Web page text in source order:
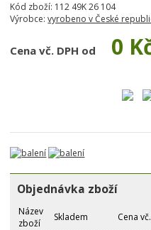
Kód zboží: 112 49K 26 104
Výrobce: vyrobeno v České
Cena vč. DPH od 0
Objednávka zboží
Název
zboží
Skladem Cena